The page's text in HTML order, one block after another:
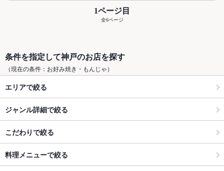
1ページ目
全6ページ
条件を指定して神戸のお店を探す
（現在の条件：お好み焼き・もんじゃ）
エリアで絞る
ジャンル詳細で絞る
こだわりで絞る
料理メニューで絞る